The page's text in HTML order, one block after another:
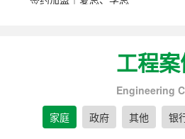
工程
Engineering
家庭
政府 其他 银